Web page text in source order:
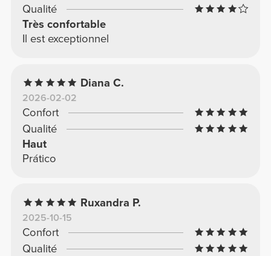
Qualité
Très confortable
Il est exceptionnel
Diana C.
2026-02-02
Confort
Qualité
Haut
Prático
Ruxandra P.
2025-10-15
Confort
Qualité